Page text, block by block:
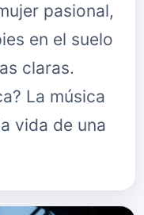
pasional,
en el suelo
claras.
La música
vida de una